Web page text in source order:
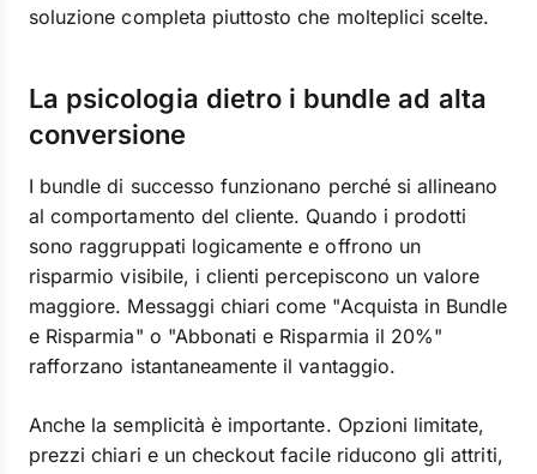
soluzione completa piuttosto che molteplici scelte.
La psicologia dietro i bundle ad alta
conversione
I bundle di successo funzionano perché si allineano
al comportamento del cliente. Quando i prodotti
sono raggruppati logicamente e offrono un
risparmio visibile, i clienti percepiscono un valore
maggiore. Messaggi chiari come "Acquista in Bundle
e Risparmia" o "Abbonati e Risparmia il 20%"
rafforzano istantaneamente il vantaggio.
Anche la semplicità è importante. Opzioni limitate,
prezzi chiari e un checkout facile riducono gli attriti,